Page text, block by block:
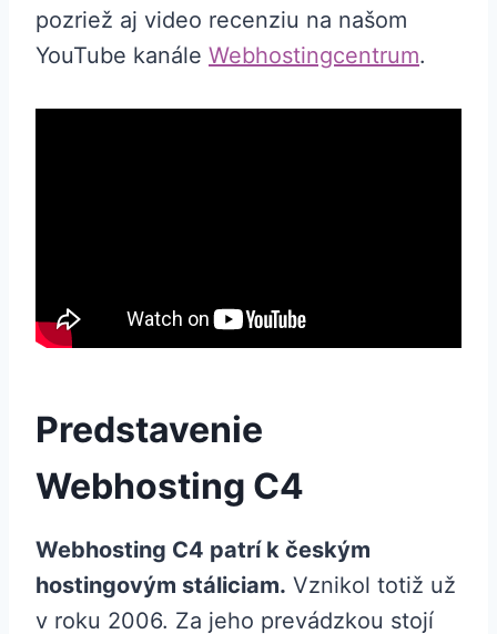
pozriež aj video recenziu na našom
YouTube kanále Webhostingcentrum.
Predstavenie
Webhosting C4
Webhosting C4 patrí k českým
hostingovým stáliciam. Vznikol totiž už
v roku 2006. Za jeho prevádzkou stojí